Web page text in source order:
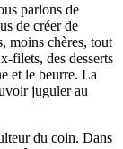
parlons de
de créer de
moins chères, tout
filets, des desserts
et le beurre. La
juguler au
du coin. Dans